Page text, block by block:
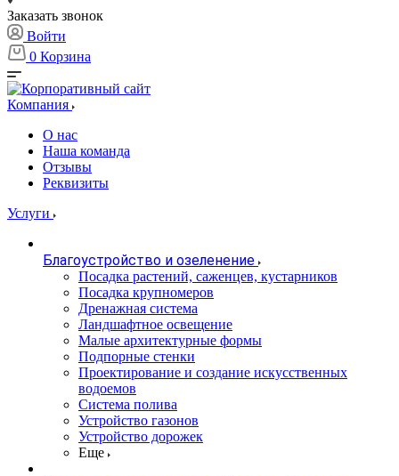
Заказать звонок
Войти
0 Корзина
Компания
О нас
Наша команда
Отзывы
Реквизиты
Услуги
Благоустройство и озеленение
Посадка растений, саженцев, кустарников
Посадка крупномеров
Дренажная система
Ландшафтное освещение
Малые архитектурные формы
Подпорные стенки
Проектирование и создание искусственных
водоемов
Система полива
Устройство газонов
Устройство дорожек
Еще